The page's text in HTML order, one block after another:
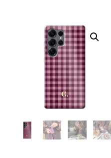
Collecties
Contact